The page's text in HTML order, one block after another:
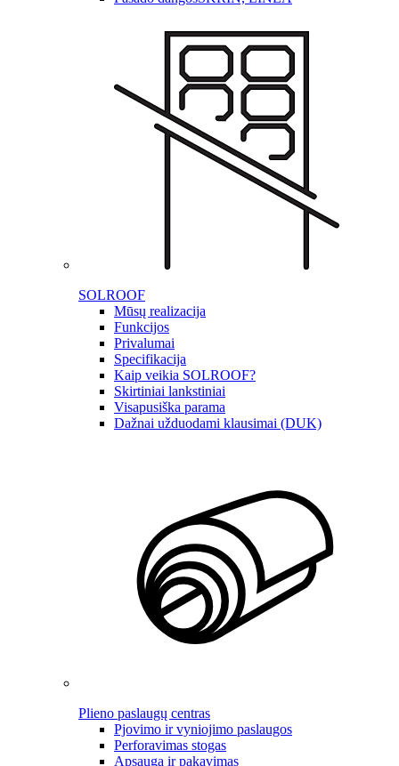
SOLROOF
Mūsų realizacija
Funkcijos
Privalumai
Specifikacija
Kaip veikia SOLROOF?
Skirtiniai lankstiniai
Visapusiška parama
Dažnai užduodami klausimai (DUK)
Plieno paslaugų centras
Pjovimo ir vyniojimo paslaugos
Perforavimas stogas
Apsauga ir pakavimas